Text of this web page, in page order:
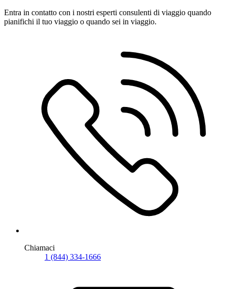
Entra in contatto con i nostri esperti consulenti di viaggio quando
pianifichi il tuo viaggio o quando sei in viaggio.
Chiamaci
1 (844) 334-1666